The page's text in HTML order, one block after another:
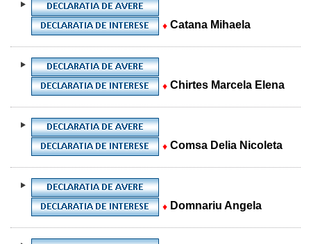
♦ Catana Mihaela
♦ Chirtes Marcela Elena
♦ Comsa Delia Nicoleta
♦ Domnariu Angela